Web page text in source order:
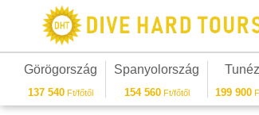
Görögország
137 540 Ft/főtől
Spanyolország
154 560Ft/főtől 199 900